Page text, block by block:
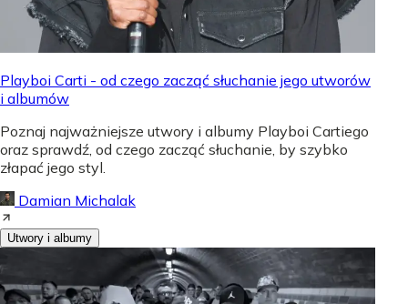
Playboi Carti - od czego zacząć słuchanie jego utworów
i albumów
Poznaj najważniejsze utwory i albumy Playboi Cartiego
oraz sprawdź, od czego zacząć słuchanie, by szybko
złapać jego styl.
Damian Michalak
Utwory i albumy